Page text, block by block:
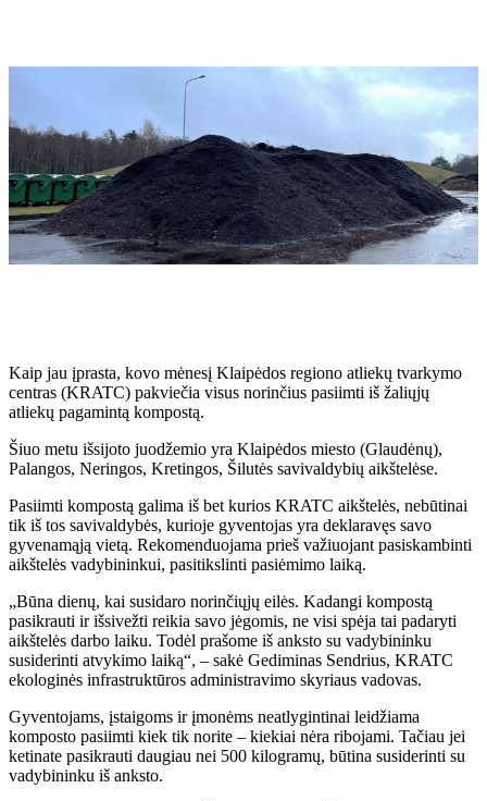
Kaip jau įprasta, kovo mėnesį Klaipėdos regiono atliekų tvarkymo
centras (KRATC) pakviečia visus norinčius pasiimti iš žaliųjų
atliekų pagamintą kompostą.
Šiuo metu išsijoto juodžemio yra Klaipėdos miesto (Glaudėnų),
Palangos, Neringos, Kretingos, Šilutės savivaldybių aikštelėse.
Pasiimti kompostą galima iš bet kurios KRATC aikštelės, nebūtinai
tik iš tos savivaldybės, kurioje gyventojas yra deklaravęs savo
gyvenamąją vietą. Rekomenduojama prieš važiuojant pasiskambinti
aikštelės vadybininkui, pasitikslinti pasiėmimo laiką.
„Būna dienų, kai susidaro norinčiųjų eilės. Kadangi kompostą
pasikrauti ir išsivežti reikia savo jėgomis, ne visi spėja tai padaryti
aikštelės darbo laiku. Todėl prašome iš anksto su vadybininku
susiderinti atvykimo laiką“, – sakė Gediminas Sendrius, KRATC
ekologinės infrastruktūros administravimo skyriaus vadovas.
Gyventojams, įstaigoms ir įmonėms neatlygintinai leidžiama
komposto pasiimti kiek tik norite – kiekiai nėra ribojami. Tačiau jei
ketinate pasikrauti daugiau nei 500 kilogramų, būtina susiderinti su
vadybininku iš anksto.